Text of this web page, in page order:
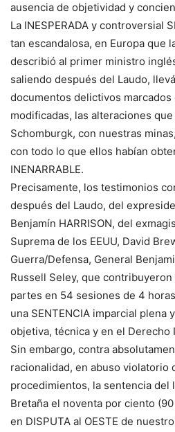
ausencia de objetividad y
La INESPERADA y controversial
tan escandalosa, en Europa que
describió al primer ministro
saliendo después del Laudo,
documentos delictivos marcados
modificadas, las alteraciones
Schomburgk, con nuestras
con todo lo que ellos habían
INENARRABLE.
Precisamente, los testimonios
después del Laudo, del
Benjamín HARRISON, del
Suprema de los EEUU, David
Guerra/Defensa, General
Russell Seley, que
partes en 54 sesiones de 4
una SENTENCIA imparcial plena
objetiva, técnica y en el Derecho
Sin embargo, contra
racionalidad, en abuso violatorio
procedimientos, la sentencia del
Bretaña el noventa por ciento
en DISPUTA al OESTE de